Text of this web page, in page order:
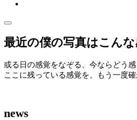
サ
イ
バ
サ
イ
ド
ー
を
開
最近の僕の写真はこんな
或る日の感覚をなぞる、今ならどう感
ここに残っている感覚を、もう一度確
news